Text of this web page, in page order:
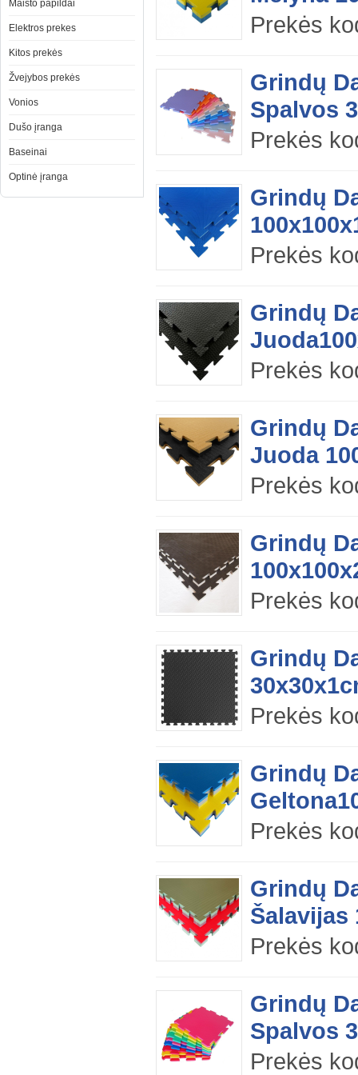
Maisto papildai
Elektros prekes
Kitos prekės
Žvejybos prekės
Vonios
Dušo įranga
Baseinai
Optinė įranga
Prekės
Grindų
Spalvos
Prekės
Grindų
Prekės
Grindų
Prekės
Grindų
Juoda
Prekės
Grindų
Prekės
Grindų
Prekės
Grindų
Prekės
Grindų
Šalavijas
Prekės
Grindų
Spalvos
Prekės